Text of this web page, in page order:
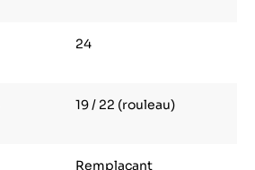
24
19 / 22 (rouleau)
Remplaçant